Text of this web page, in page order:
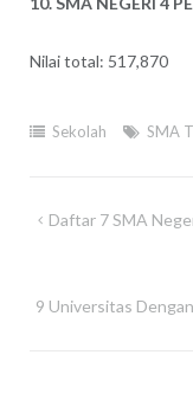
Nilai total: 517,870
Sekolah SMA
Navigasi
Daftar 7 SMA
9 Universitas